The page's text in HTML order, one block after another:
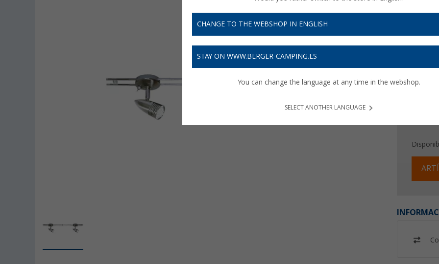
45,
Precios
Recibe
CHANGE TO THE WEBSHOP IN ENGLISH
STAY ON WWW.BERGER-CAMPING.ES
You can change the language at any time in the webshop.
SELECT ANOTHER LANGUAGE